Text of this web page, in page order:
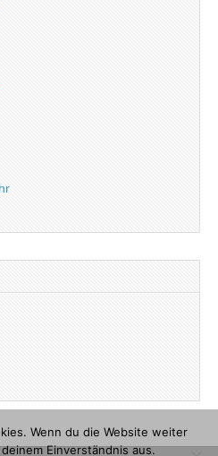
Wenn du die Website weiter
Einverständnis aus.